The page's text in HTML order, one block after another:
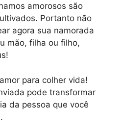
amorosos são
Portanto não
agora sua namorada
mão, filha ou filho,
para colher vida!
pode transformar
da pessoa que você